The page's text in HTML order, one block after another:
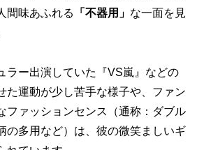
間味あふれる
「不器用」 な一面を見
ラー出演していた『VS嵐』などの
た運動が少し苦手な様子や、ファン
ファッションセンス（通称：ダブル
の多用など）は、彼の微笑ましいギ